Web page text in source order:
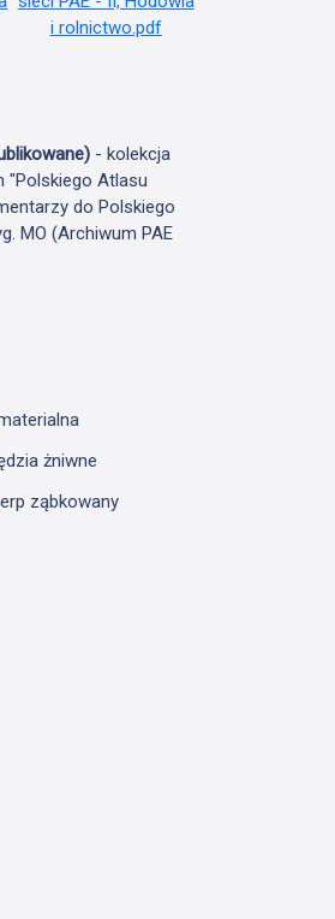
- kolekcja
"Polskiego Atlasu
do Polskiego
MO (Archiwum PAE
żniwne
ząbkowany